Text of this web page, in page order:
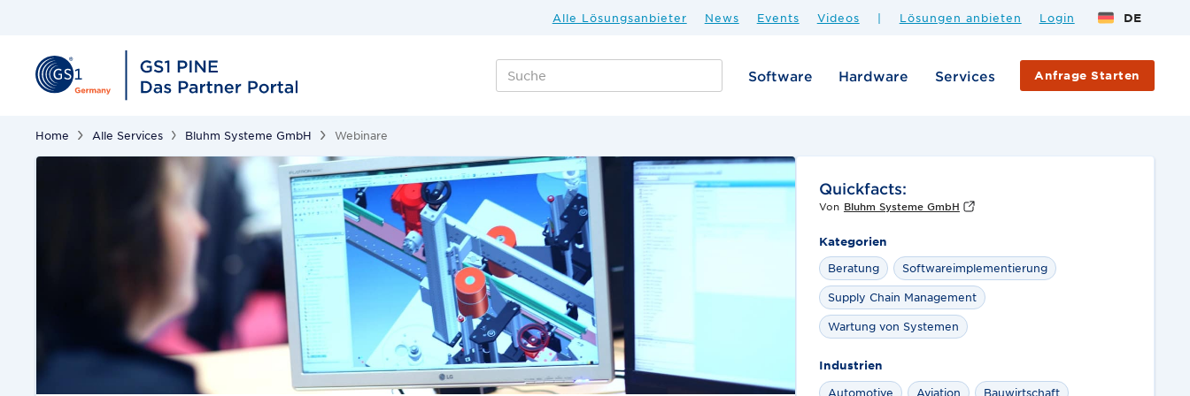
Alle Lösungsanbieter News Events Videos | Lösungen anbieten Login DE
Software Hardware Services Anfrage Starten
Home Alle Services Bluhm Systeme GmbH Webinare
Quickfacts:
Von Bluhm Systeme GmbH
Kategorien
Beratung
Softwareimplementierung
Supply Chain Management
Wartung von Systemen
Industrien
Automotive
Aviation Bauwirtschaft